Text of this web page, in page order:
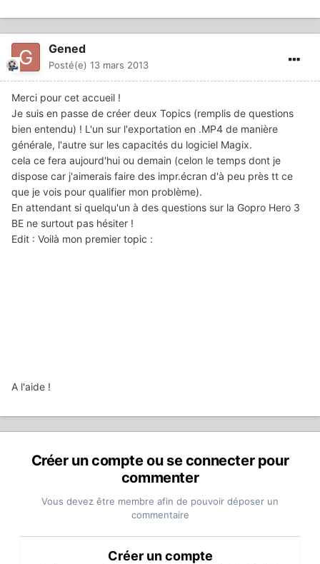
Gened
Posté(e) 13 mars 2013
Merci pour cet accueil !
Je suis en passe de créer deux Topics (remplis de questions
bien entendu) ! L'un sur l'exportation en .MP4 de manière
générale, l'autre sur les capacités du logiciel Magix.
cela ce fera aujourd'hui ou demain (celon le temps dont je
dispose car j'aimerais faire des impr.écran d'à peu près tt ce
que je vois pour qualifier mon problème).
En attendant si quelqu'un à des questions sur la Gopro Hero 3
BE ne surtout pas hésiter !
Edit : Voilà mon premier topic :
A l'aide !
Créer un compte ou se connecter pour
commenter
Vous devez être membre afin de pouvoir déposer un
commentaire
Créer un compte